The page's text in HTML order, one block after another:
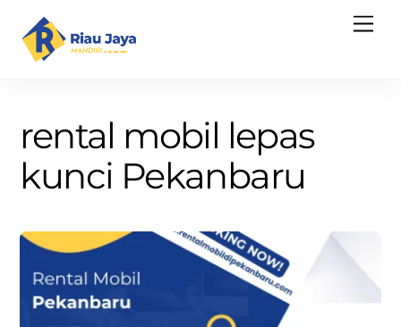
content
rental mobil lepas
kunci Pekanbaru